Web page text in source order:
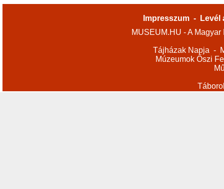
Impresszum -
Levél
MUSEUM.HU - A
Tájházak Napja -
Múzeumok Őszi